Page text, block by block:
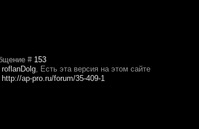
# 153
roflanDolg, Есть эта версия на этом сайте
http://ap-pro.ru/forum/35-409-1